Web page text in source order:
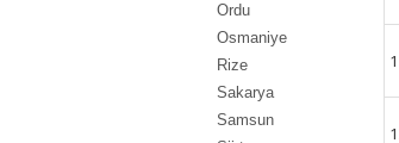
Ordu
Osmaniye
Rize
Sakarya
Samsun